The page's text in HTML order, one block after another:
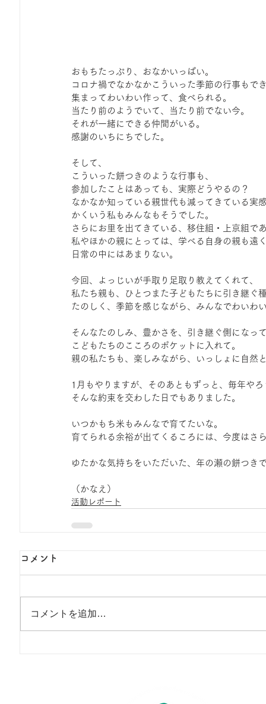
おもちたっぷり、おなかいっぱい。
コロナ禍でなかなかこういった季節の行事もで
集まってわいわい作って、食べられる。
当たり前のようでいて、当たり前でない今。
それが一緒にできる仲間がいる。
感謝のいちにちでした。
そして、
こういった餅つきのような行事も、
参加したことはあっても、実際どうやるの？
なかなか知っている親世代も減ってきている実
かくいう私もみんなもそうでした。
さらにお里を出てきている、移住組・上京組で
私やほかの親にとっては、学べる自身の親も遠
日常の中にはあまりない。
今回、よっじいが手取り足取り教えてくれて、
私たち親も、ひとつまた子どもたちに引き継ぐ
たのしく、季節を感じながら、みんなでわいわ
そんなたのしみ、豊かさを、引き継ぐ側になっ
こどもたちのこころのポケットに入れて。
親の私たちも、楽しみながら、いっしょに自然
1月もやりますが、そのあともずっと、毎年やろ
そんな約束を交わした日でもありました。
いつかもち米もみんなで育てたいな。
育てられる余裕が出てくるころには、今度はさ
ゆたかな気持ちをいただいた、年の瀬の餅つき
（かなえ）
活動レポート
コメント
コメントを追加…